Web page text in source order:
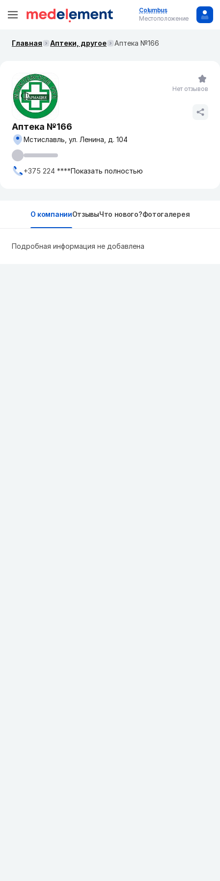
Columbus
Местоположение
Главная Аптеки, другое Аптека №166
Аптека №166
Мстиславль, ул. Ленина, д. 104
+375 224 ****Показать полностью
Нет отзывов
О компанииОтзывыЧто нового?Фотогалерея
Подробная информация не добавлена